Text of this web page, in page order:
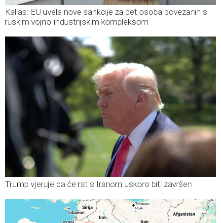
Kallas: EU uvela nove sankcije za pet osoba povezanih s
ruskim vojno-industrijskim kompleksom
Trump vjeruje da će rat s Iranom uskoro biti završen